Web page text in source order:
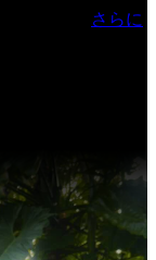
さらに